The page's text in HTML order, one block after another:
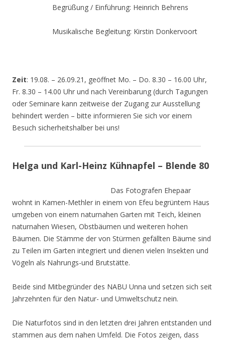
Begrüßung / Einführung: Heinrich Behrens
Musikalische Begleitung: Kirstin Donkervoort
Zeit: 19.08. – 26.09.21, geöffnet Mo. – Do. 8.30 – 16.00 Uhr,
Fr. 8.30 – 14.00 Uhr und nach Vereinbarung (durch Tagungen
oder Seminare kann zeitweise der Zugang zur Ausstellung
behindert werden – bitte informieren Sie sich vor einem
Besuch sicherheitshalber bei uns!
Helga und Karl-Heinz Kühnapfel – Blende 80
Das Fotografen Ehepaar
wohnt in Kamen-Methler in einem von Efeu begrüntem Haus
umgeben von einem naturnahen Garten mit Teich, kleinen
naturnahen Wiesen, Obstbäumen und weiteren hohen
Bäumen. Die Stämme der von Stürmen gefällten Bäume sind
zu Teilen im Garten integriert und dienen vielen Insekten und
Vögeln als Nahrungs-und Brutstätte.
Beide sind Mitbegründer des NABU Unna und setzen sich seit
Jahrzehnten für den Natur- und Umweltschutz nein.
Die Naturfotos sind in den letzten drei Jahren entstanden und
stammen aus dem nahen Umfeld. Die Fotos zeigen, dass